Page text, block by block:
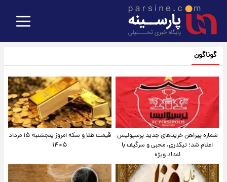
گوناگون
شماره پیراهن خریدهای جدید پرسپولیس
اعلام شد؛ تیکدری، محبی و سرگیف با
اعداد ویژه
قیمت طلا و سکه امروز پنجشنبه ۱۵ مرداد
۱۴۰۵